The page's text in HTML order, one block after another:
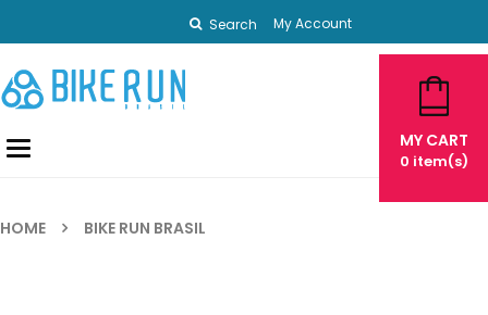
My Account
Search
Toggle
MY CART
0 item(s)
HOME BIKE RUN BRASIL